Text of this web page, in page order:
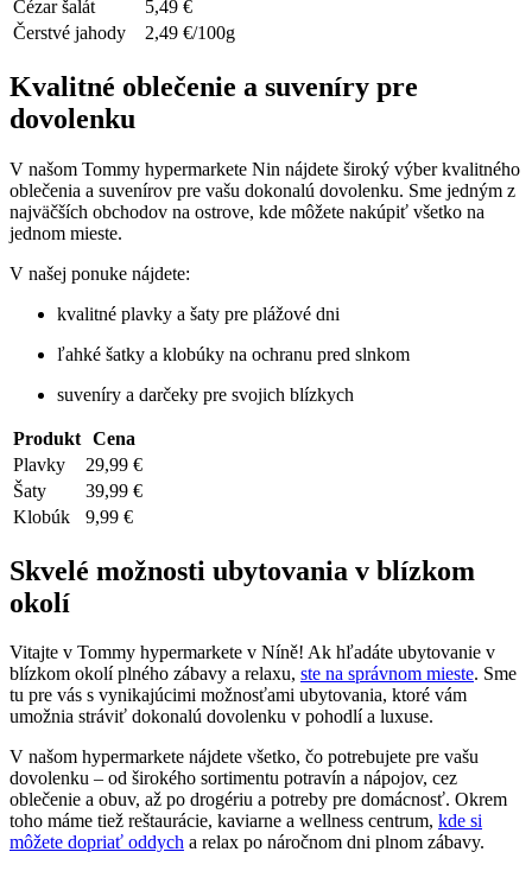
Cézar šalát
5,49 €
Čerstvé jahody
2,49 €/100g
Kvalitné oblečenie a suveníry pre
dovolenku
V našom Tommy hypermarkete Nin nájdete široký výber kvalitného
oblečenia a suvenírov pre vašu dokonalú dovolenku. Sme jedným z
najväčších obchodov na ostrove, kde môžete nakúpiť všetko na
jednom mieste.
V našej ponuke nájdete:
kvalitné plavky a šaty pre plážové dni
ľahké šatky a klobúky na ochranu pred slnkom
suveníry a darčeky pre svojich blízkych
Produkt Cena
Plavky
29,99 €
Šaty
39,99 €
Klobúk
9,99 €
Skvelé možnosti ubytovania v blízkom
okolí
Vitajte v Tommy hypermarkete v Níně! Ak hľadáte ubytovanie v
blízkom okolí plného zábavy a relaxu, ste na správnom mieste. Sme
tu pre vás s vynikajúcimi možnosťami ubytovania, ktoré vám
umožnia stráviť dokonalú dovolenku v pohodlí a luxuse.
V našom hypermarkete nájdete všetko, čo potrebujete pre vašu
dovolenku – od širokého sortimentu potravín a nápojov, cez
oblečenie a obuv, až po drogériu a potreby pre domácnosť. Okrem
toho máme tiež reštaurácie, kaviarne a wellness centrum, kde si
môžete dopriať oddych a relax po náročnom dni plnom zábavy.